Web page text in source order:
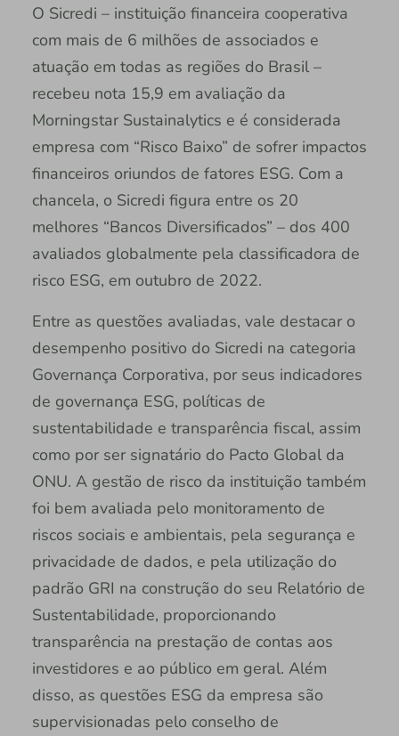
O Sicredi – instituição financeira cooperativa
com mais de 6 milhões de associados e
atuação em todas as regiões do Brasil –
recebeu nota 15,9 em avaliação da
Morningstar Sustainalytics e é considerada
empresa com “Risco Baixo” de sofrer impactos
financeiros oriundos de fatores ESG. Com a
chancela, o Sicredi figura entre os 20
melhores “Bancos Diversificados” – dos 400
avaliados globalmente pela classificadora de
risco ESG, em outubro de 2022.
Entre as questões avaliadas, vale destacar o
desempenho positivo do Sicredi na categoria
Governança Corporativa, por seus indicadores
de governança ESG, políticas de
sustentabilidade e transparência fiscal, assim
como por ser signatário do Pacto Global da
ONU. A gestão de risco da instituição também
foi bem avaliada pelo monitoramento de
riscos sociais e ambientais, pela segurança e
privacidade de dados, e pela utilização do
padrão GRI na construção do seu Relatório de
Sustentabilidade, proporcionando
transparência na prestação de contas aos
investidores e ao público em geral. Além
disso, as questões ESG da empresa são
supervisionadas pelo conselho de